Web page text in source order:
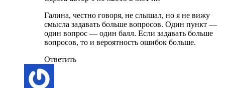
Галина, честно говоря, не слышал, но я не вижу
смысла задавать больше вопросов. Один пункт —
один вопрос — один балл. Если задавать больше
вопросов, то и вероятность ошибок больше.
Ответить